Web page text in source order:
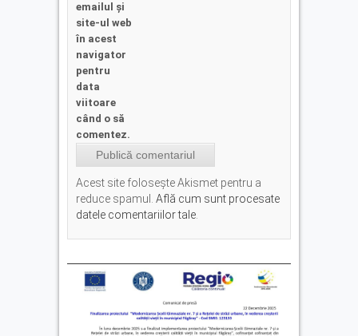
emailul și
site-ul web
în acest
navigator
pentru
data
viitoare
când o să
comentez.
Acest site folosește Akismet pentru a
reduce spamul. Află cum sunt procesate
datele comentariilor tale.